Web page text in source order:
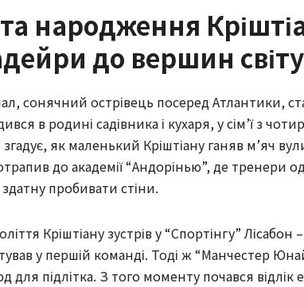
народження
до вершин світу
сонячний острівець посеред Атлантики,
в родині садівника і кухаря, у сім’ї з
згадує, як маленький Кріштіану ганяв м’яч
до академії “Андорінью”, де тренери
пробивати стіни.
Кріштіану зустрів у “Спортінгу”
у першій команді. Тоді ж “Манчестер
для підлітка. З того моменту почався